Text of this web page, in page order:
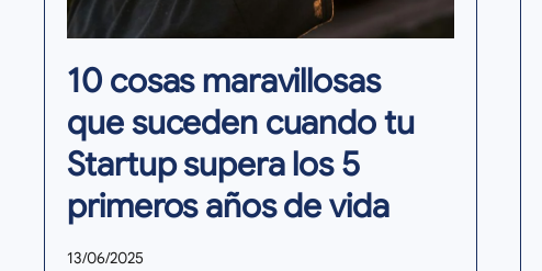
10 cosas maravillosas
que suceden cuando tu
Startup supera los 5
primeros años de vida
13/06/2025